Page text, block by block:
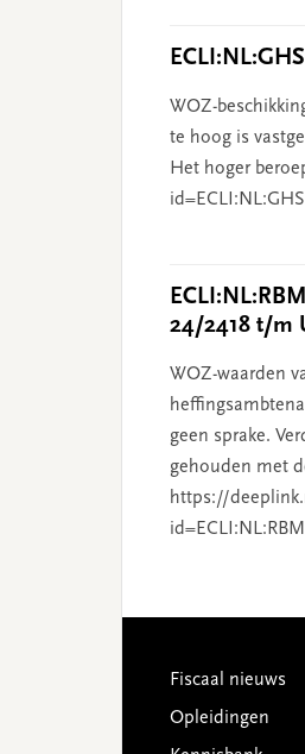
WOZ-
te hoog is
Het hoger
24/2418 t/m
WOZ-waarden
geen sprake.
gehouden met
https://
Footer
Fiscaal nieuws
Opleidingen